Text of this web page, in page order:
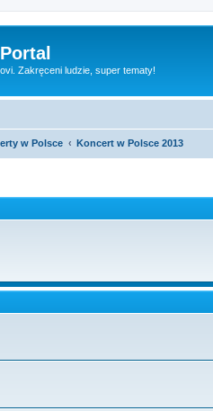
Zakręceni ludzie, super tematy!
w Polsce Koncert w Polsce 2013